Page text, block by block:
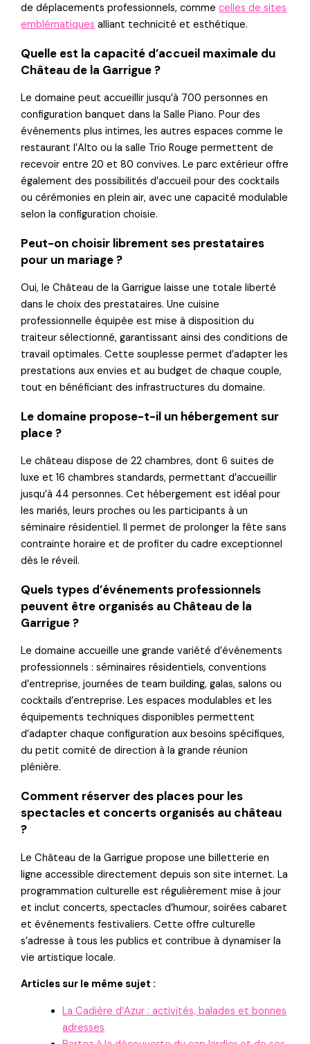
de déplacements professionnels, commecelles de sites
emblématiques alliant technicité et esthétique.
Quelle est la capacité d’accueil maximale du
Château de la Garrigue ?
Le domaine peut accueillir jusqu’à 700 personnes en
configuration banquet dans la Salle Piano. Pour des
événements plus intimes, les autres espaces comme le
restaurant l’Alto ou la salle Trio Rouge permettent de
recevoir entre 20 et 80 convives. Le parc extérieur offre
également des possibilités d’accueil pour des cocktails
ou cérémonies en plein air, avec une capacité modulable
selon la configuration choisie.
Peut-on choisir librement ses prestataires
pour un mariage ?
Oui, le Château de la Garrigue laisse une totale liberté
dans le choix des prestataires. Une cuisine
professionnelle équipée est mise à disposition du
traiteur sélectionné, garantissant ainsi des conditions de
travail optimales. Cette souplesse permet d’adapter les
prestations aux envies et au budget de chaque couple,
tout en bénéficiant des infrastructures du domaine.
Le domaine propose-t-il un hébergement sur
place ?
Le château dispose de 22 chambres, dont 6 suites de
luxe et 16 chambres standards, permettant d’accueillir
jusqu’à 44 personnes. Cet hébergement est idéal pour
les mariés, leurs proches ou les participants à un
séminaire résidentiel. Il permet de prolonger la fête sans
contrainte horaire et de profiter du cadre exceptionnel
dès le réveil.
Quels types d’événements professionnels
peuvent être organisés au Château de la
Garrigue ?
Le domaine accueille une grande variété d’événements
professionnels : séminaires résidentiels, conventions
d’entreprise, journées de team building, galas, salons ou
cocktails d’entreprise. Les espaces modulables et les
équipements techniques disponibles permettent
d’adapter chaque configuration aux besoins spécifiques,
du petit comité de direction à la grande réunion
plénière.
Comment réserver des places pour les
spectacles et concerts organisés au château
?
Le Château de la Garrigue propose une billetterie en
ligne accessible directement depuis son site internet. La
programmation culturelle est régulièrement mise à jour
et inclut concerts, spectacles d’humour, soirées cabaret
et événements festivaliers. Cette offre culturelle
s’adresse à tous les publics et contribue à dynamiser la
vie artistique locale.
Articles sur le même sujet :
La Cadière d’Azur : activités, balades et bonnes
adresses